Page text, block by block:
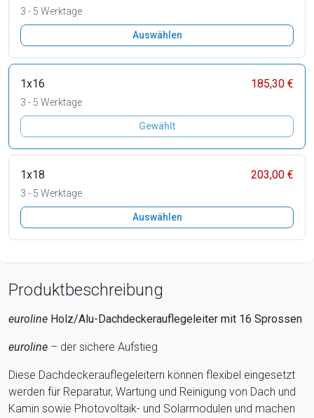
3 - 5 Werktage
Auswählen
1x16 185,30 €
3 - 5 Werktage
Gewählt
1x18 203,00 €
3 - 5 Werktage
Auswählen
Produktbeschreibung
euroline Holz/Alu-Dachdeckerauflegeleiter mit 16 Sprossen
euroline – der sichere Aufstieg
Diese Dachdeckerauflegeleitern können flexibel eingesetzt
werden für Reparatur, Wartung und Reinigung von Dach und
Kamin sowie Photovoltaik- und Solarmodulen und machen